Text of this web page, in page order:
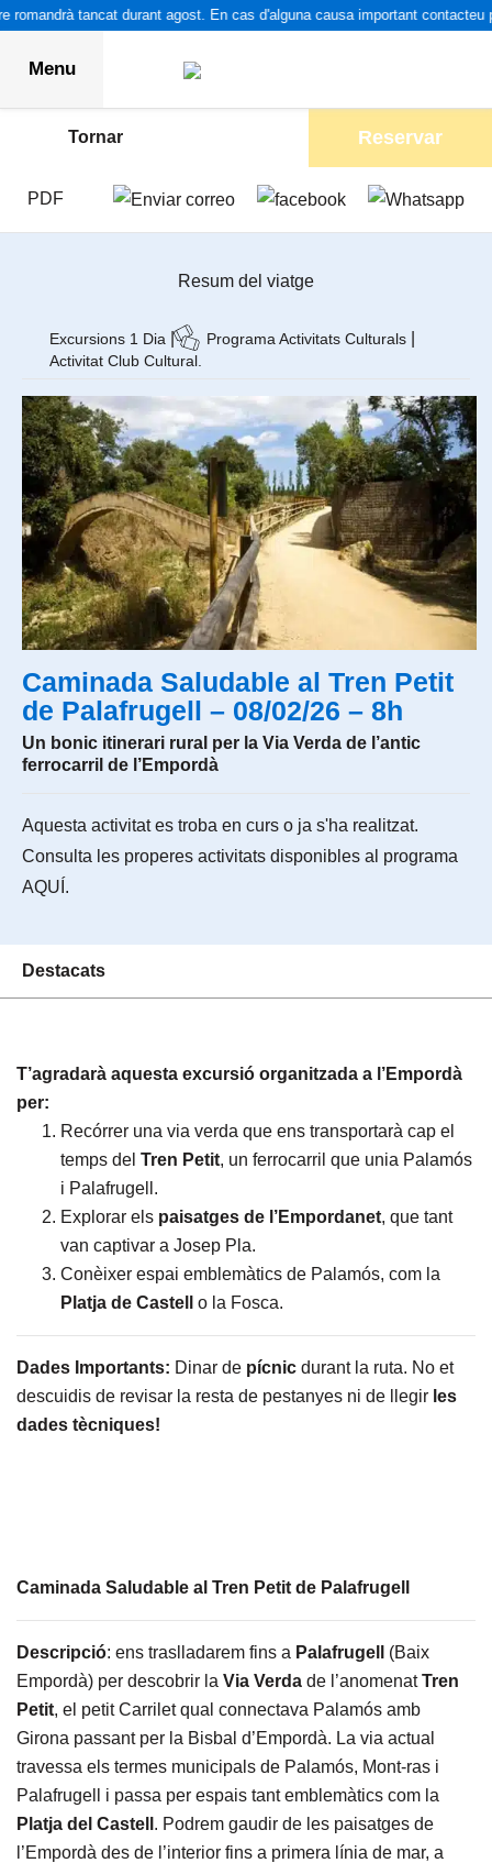
romandrà tancat durant agost. En cas d'alguna causa important contacteu
Menu
Tornar Reservar
PDF
Resum del viatge
Excursions 1 Dia | Programa Activitats Culturals
Activitat Club Cultural.
Caminada Saludable al Tren Petit
de Palafrugell – 08/02/26 – 8h
Un bonic itinerari rural per la Via Verda de l’antic
ferrocarril de l’Empordà
Aquesta activitat es troba en curs o ja s'ha realitzat.
Consulta les properes activitats disponibles al programa
AQUÍ .
Destacats
T’agradarà aquesta excursió organitzada a l’Empordà
per:
Recórrer una via verda que ens transportarà cap el
temps del Tren Petit, un ferrocarril que unia Palamós
i Palafrugell.
Explorar els paisatges de l’Empordanet, que tant
van captivar a Josep Pla.
Conèixer espai emblemàtics de Palamós, com la
Platja de Castell
o la Fosca.
Dades Importants: Dinar de pícnic durant la ruta. No et
descuidis de revisar la resta de pestanyes ni de llegir les
dades tècniques!
Caminada Saludable al Tren Petit de Palafrugell
Descripció: ens traslladarem fins a Palafrugell
(Baix
Empordà) per descobrir la Via Verda de l’anomenatTren
Petit, el petit Carrilet qual connectava Palamós amb
Girona passant per la Bisbal d’Empordà. La via actual
travessa els termes municipals de Palamós, Mont-ras i
Palafrugell i passa per espais tant emblemàtics com la
Platja del Castell . Podrem gaudir de les paisatges de
l’Empordà des de l’interior fins a primera línia de mar, a